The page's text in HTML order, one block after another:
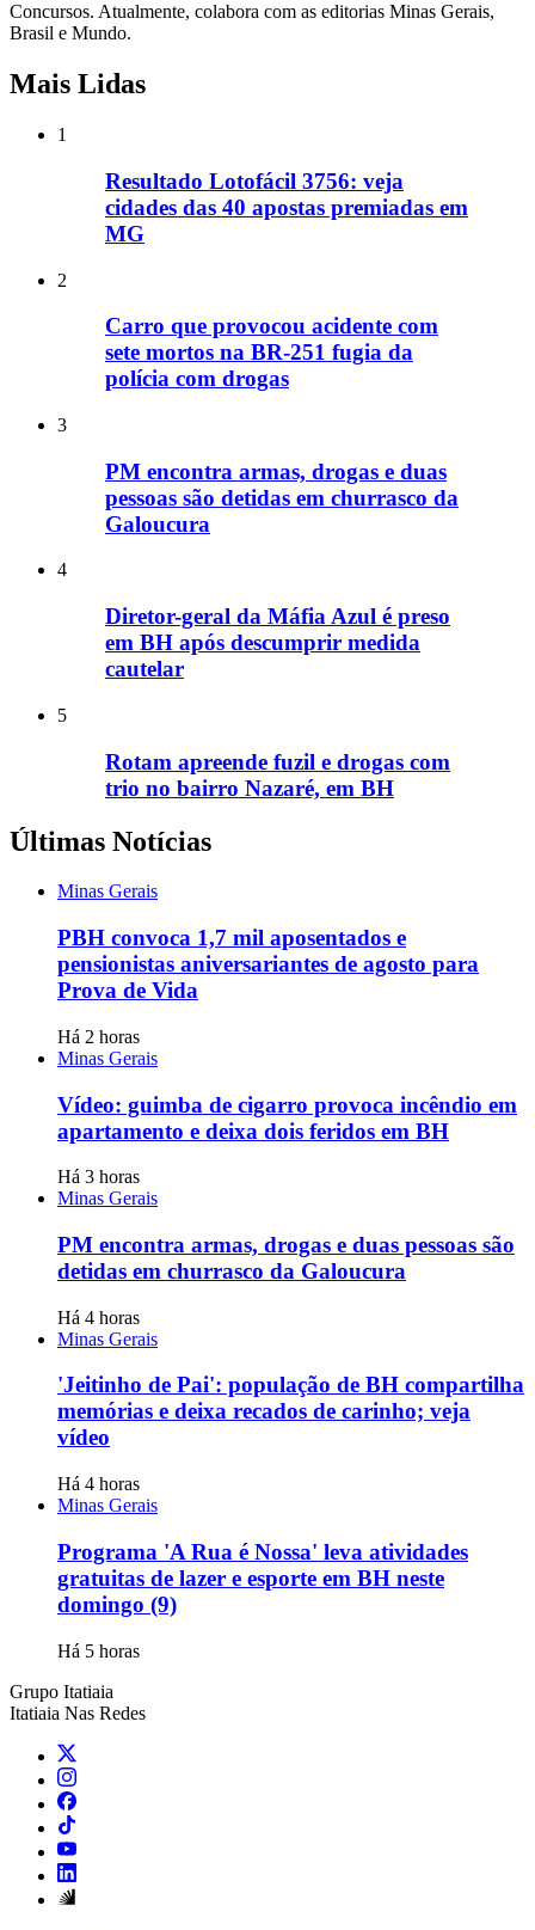
Concursos. Atualmente, colabora com as editorias Minas Gerais,
Brasil e Mundo.
Mais Lidas
1
Resultado Lotofácil 3756: veja
cidades das 40 apostas premiadas em
MG
2
Carro que provocou acidente com
sete mortos na BR-251 fugia da
polícia com drogas
3
PM encontra armas, drogas e duas
pessoas são detidas em churrasco da
Galoucura
4
Diretor-geral da Máfia Azul é preso
em BH após descumprir medida
cautelar
5
Rotam apreende fuzil e drogas com
trio no bairro Nazaré, em BH
Últimas Notícias
Minas Gerais
PBH convoca 1,7 mil aposentados e
pensionistas aniversariantes de agosto para
Prova de Vida
Há 2 horas
Minas Gerais
Vídeo: guimba de cigarro provoca incêndio em
apartamento e deixa dois feridos em BH
Há 3 horas
Minas Gerais
PM encontra armas, drogas e duas pessoas são
detidas em churrasco da Galoucura
Há 4 horas
Minas Gerais
'Jeitinho de Pai': população de BH compartilha
memórias e deixa recados de carinho; veja
vídeo
Há 4 horas
Minas Gerais
Programa 'A Rua é Nossa' leva atividades
gratuitas de lazer e esporte em BH neste
domingo (9)
Há 5 horas
Grupo Itatiaia
Itatiaia Nas Redes